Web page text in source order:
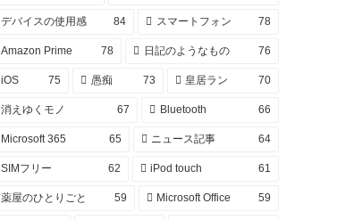
デバイスの使用感 84 スマートフォン 78
Amazon Prime 78 日記のようなもの 76
iOS 75 愚痴 73 皇居ラン 70
消えゆくモノ 67 Bluetooth 66
Microsoft 365 65 ニュース記事 64
SIMフリー 62 iPod touch 61
薬屋のひとりごと 59 Microsoft Office 59